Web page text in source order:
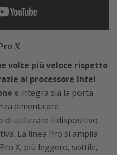
X
volte più veloce rispetto
al processore Intel
e integra sia la porta
dimenticare
di utilizzare il dispositivo
La linea Pro si amplia
X, più leggero, sottile,